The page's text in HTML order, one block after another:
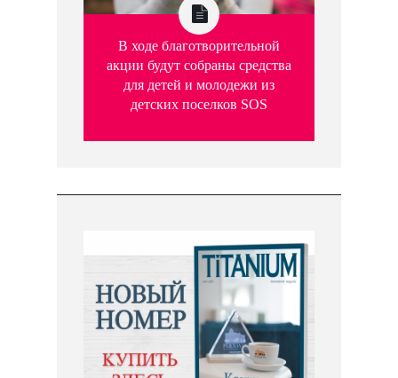
В ходе благотворительной
акции будут собраны средства
для детей и молодежи из
детских поселков SOS